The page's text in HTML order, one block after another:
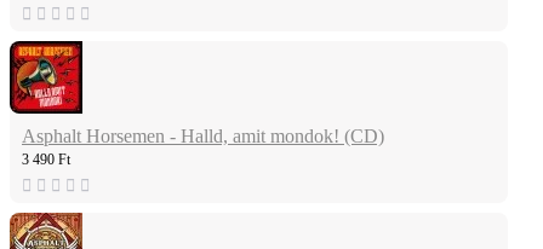
Asphalt Horsemen - Halld, amit mondok! (CD)
3 490 Ft